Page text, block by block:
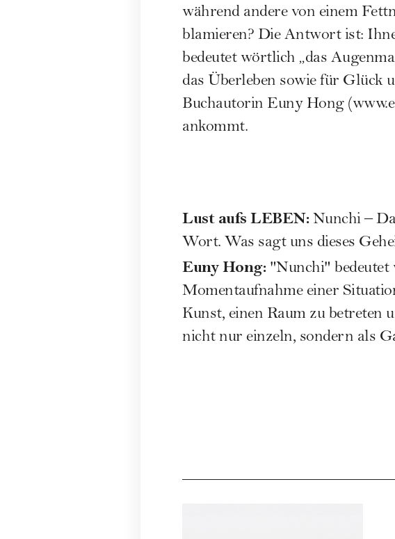
während andere von einem
blamieren? Die Antwort ist:
bedeutet wörtlich „das
das Überleben sowie für Glück
Buchautorin Euny Hong (
ankommt.
Lust aufs LEBEN: Nunchi –
Wort. Was sagt uns dieses
Euny Hong: "Nunchi"
Momentaufnahme einer
Kunst, einen Raum zu betreten
nicht nur einzeln, sondern als